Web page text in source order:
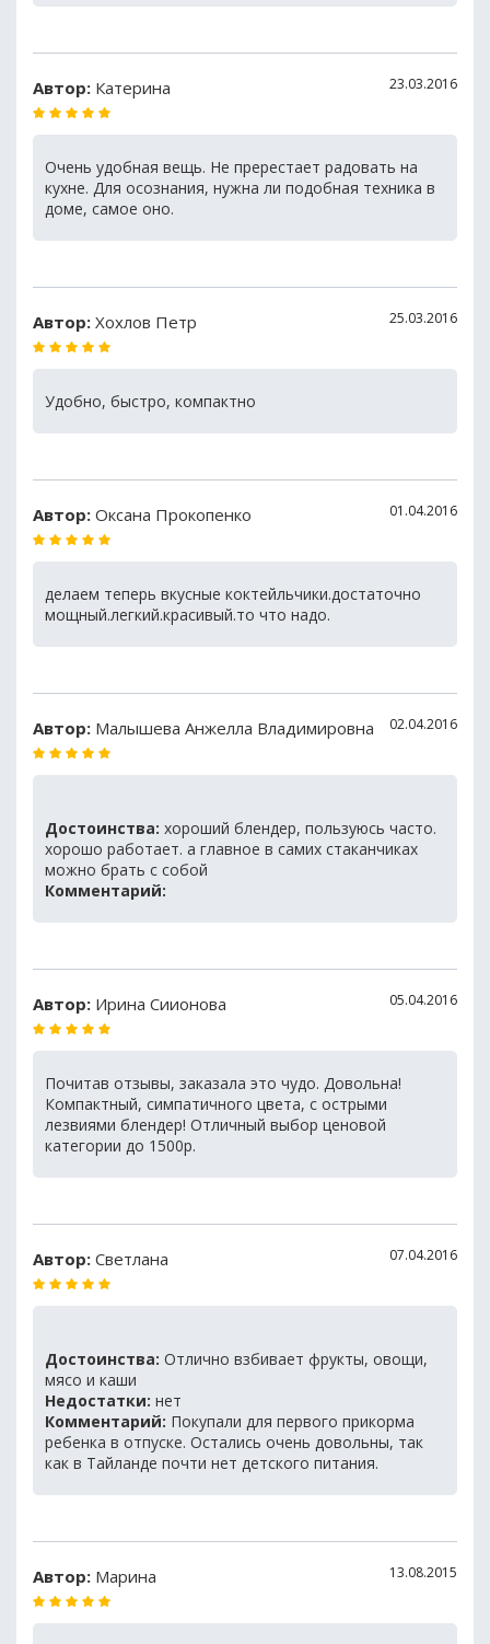
Автор: Катерина 23.03.2016
Очень удобная вещь. Не пререстает радовать на
кухне. Для осознания, нужна ли подобная техника в
доме, самое оно.
Автор: Хохлов Петр 25.03.2016
Удобно, быстро, компактно
Автор: Оксана Прокопенко 01.04.2016
делаем теперь вкусные коктейльчики.достаточно
мощный.легкий.красивый.то что надо.
Автор: Малышева Анжелла Владимировна 02.04.2016
Достоинства: хороший блендер, пользуюсь часто.
хорошо работает. а главное в самих стаканчиках
можно брать с собой
Комментарий:
Автор: Ирина Сиионова 05.04.2016
Почитав отзывы, заказала это чудо. Довольна!
Компактный, симпатичного цвета, с острыми
лезвиями блендер! Отличный выбор ценовой
категории до 1500р.
Автор: Светлана 07.04.2016
Достоинства: Отлично взбивает фрукты, овощи,
мясо и каши
Недостатки: нет
Комментарий: Покупали для первого прикорма
ребенка в отпуске. Остались очень довольны, так
как в Тайланде почти нет детского питания.
Автор: Марина 13.08.2015